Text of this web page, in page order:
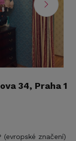
34, Praha 1
značení)